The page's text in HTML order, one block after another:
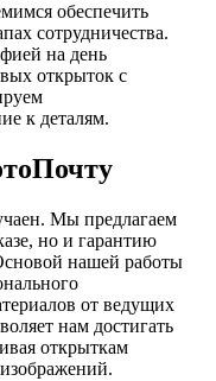
обеспечить
сотрудничества.
на день
открыток с
к деталям.
Мы предлагаем
но и гарантию
нашей работы
от ведущих
нам достигать
открыткам
изображений.